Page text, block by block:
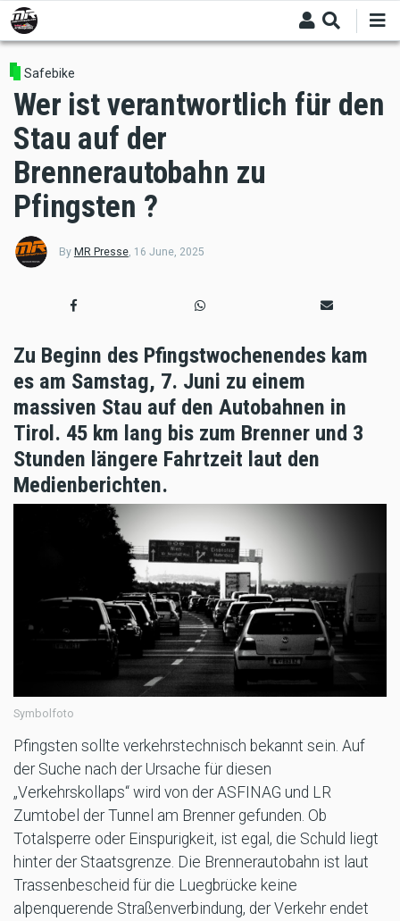
Skip
to
main
content
Safebike
Wer ist verantwortlich für den
Stau auf der
Brennerautobahn zu
Pfingsten ?
By MR Presse, 16 June, 2025
Zu Beginn des Pfingstwochenendes kam
es am Samstag, 7. Juni zu einem
massiven Stau auf den Autobahnen in
Tirol. 45 km lang bis zum Brenner und 3
Stunden längere Fahrtzeit laut den
Medienberichten.
Symbolfoto
Pfingsten sollte verkehrstechnisch bekannt sein. Auf
der Suche nach der Ursache für diesen
„Verkehrskollaps“ wird von der ASFINAG und LR
Zumtobel der Tunnel am Brenner gefunden. Ob
Totalsperre oder Einspurigkeit, ist egal, die Schuld liegt
hinter der Staatsgrenze. Die Brennerautobahn ist laut
Trassenbescheid für die Luegbrücke keine
alpenquerende Straßenverbindung, der Verkehr endet